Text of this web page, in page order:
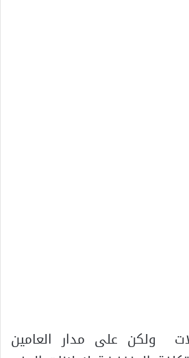
ولكن على مدار العامين